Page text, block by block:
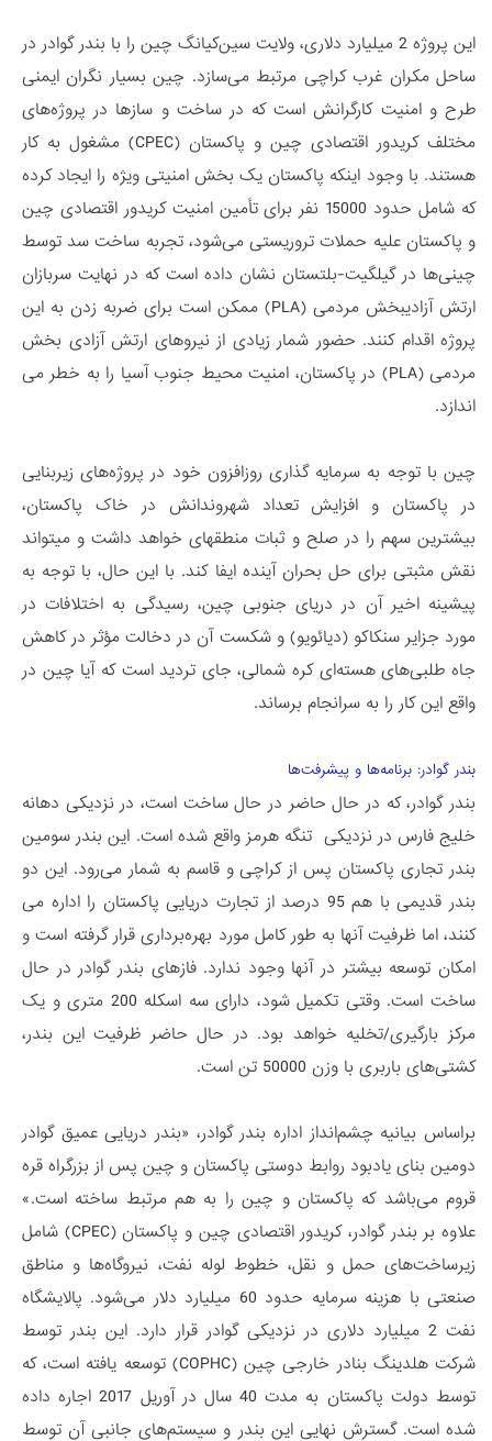
این پروژه 2 میلیارد دلاری، ولایت سین­‌کیانگ چین را با بندر گوادر در
ساحل مکران غرب کراچی مرتبط می­‌سازد. چین بسیار نگران ایمنی
طرح و امنیت کارگرانش است که در ساخت و سازها در پروژه­‌های
مختلف کریدور اقتصادی چین و پاکستان (CPEC) مشغول به کار
هستند. با وجود اینکه پاکستان یک بخش امنیتی ویژه را ایجاد کرده
که شامل حدود 15000 نفر برای تأمین امنیت کریدور اقتصادی چین
و پاکستان علیه حملات تروریستی می­‌شود، تجربه ساخت سد توسط
چینی­‌ها در گیلگیت-بلتستان نشان داده است که در نهایت سربازان
ارتش آزادی­بخش مردمی (PLA) ممکن است برای ضربه زدن به این
پروژه اقدام کنند. حضور شمار زیادی از نیروهای ارتش آزادی­ بخش
مردمی (PLA) در پاکستان، امنیت محیط جنوب آسیا را به خطر می­‌
اندازد.
چین با توجه به سرمایه ­گذاری روزافزون خود در پروژه­‌های زیربنایی
در پاکستان و افزایش تعداد شهروندانش در خاک پاکستان،
بیشترین سهم را در صلح و ثبات منطقه­ای خواهد داشت و می­تواند
نقش مثبتی برای حل بحران آینده ایفا کند. با این حال، با توجه به
پیشینه اخیر آن در دریای جنوبی چین، رسیدگی به اختلافات در
مورد جزایر سنکاکو (دیائویو) و شکست آن در دخالت مؤثر در کاهش
جاه­ طلبی­‌های هسته­‌ای کره شمالی، جای تردید است که آیا چین در
واقع این کار را به سرانجام برساند.
بندر گوادر: برنامه‌­ها و پیشرفت­‌ها
بندر گوادر، که در حال حاضر در حال ساخت است، در نزدیکی دهانه
خلیج فارس در نزدیکی تنگه هرمز واقع شده است. این بندر سومین
بندر تجاری پاکستان پس از کراچی و قاسم به شمار می­‌رود. این دو
بندر قدیمی با هم 95 درصد از تجارت دریایی پاکستان را اداره می­‌
کنند، اما ظرفیت آنها به طور کامل مورد بهره­‌برداری قرار گرفته است و
امکان توسعه بیشتر در آنها وجود ندارد. فازهای بندر گوادر در حال
ساخت است. وقتی تکمیل شود، دارای سه اسکله 200 متری و یک
مرکز بارگیری/تخلیه خواهد بود. در حال حاضر ظرفیت این بندر،
کشتی‌های باربری با وزن 50000 تن است.
براساس بیانیه چشم­‌انداز اداره بندر گوادر، «بندر دریایی عمیق گوادر
دومین بنای یادبود روابط دوستی پاکستان و چین پس از بزرگراه قره‌
قروم می­‌باشد که پاکستان و چین را به هم مرتبط ساخته است.»
علاوه بر بندر گوادر، کریدور اقتصادی چین و پاکستان (CPEC) شامل
زیرساخت­‌های حمل و نقل، خطوط لوله نفت، نیروگاه­‌ها و مناطق
صنعتی با هزینه سرمایه حدود 60 میلیارد دلار می­‌شود. پالایشگاه
نفت 2 میلیارد دلاری در نزدیکی گوادر قرار دارد. این بندر توسط
شرکت هلدینگ بنادر خارجی چین (COPHC) توسعه یافته است، که
توسط دولت پاکستان به مدت 40 سال در آوریل 2017 اجاره داده
شده است. گسترش نهایی این بندر و سیستم­‌های جانبی آن توسط